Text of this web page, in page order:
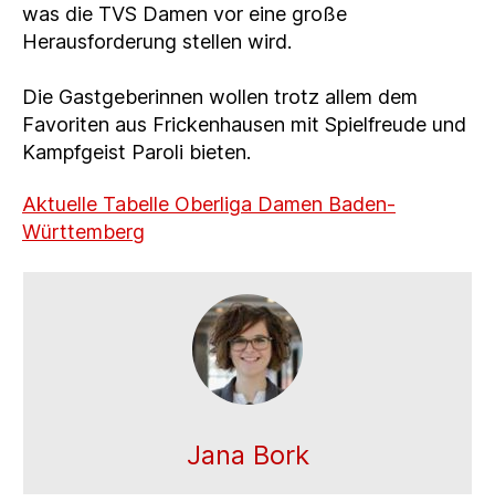
was die TVS Damen vor eine große
Herausforderung stellen wird.
Die Gastgeberinnen wollen trotz allem dem
Favoriten aus Frickenhausen mit Spielfreude und
Kampfgeist Paroli bieten.
Aktuelle Tabelle Oberliga Damen Baden-
Württemberg
Jana Bork